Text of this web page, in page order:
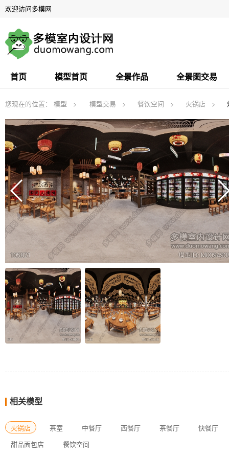
欢迎访问多模网
首页 模型首页 全景作品 全景图交易
您现在的位置： 模型 模型交易 餐饮空间 火锅店
相关模型
火锅店 茶室 中餐厅 西餐厅 茶餐厅
快餐厅
甜品面包店
餐饮空间